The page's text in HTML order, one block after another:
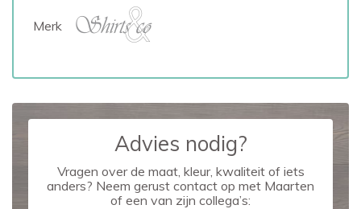
Merk
Advies nodig?
Vragen over de maat, kleur, kwaliteit of iets
anders? Neem gerust contact op met Maarten
of een van zijn collega’s: